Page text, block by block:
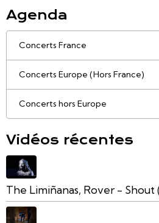
Agenda
Concerts France
Concerts Europe (Hors France)
Concerts hors Europe
Vidéos récentes
The Limiñanas, Rover - Shout